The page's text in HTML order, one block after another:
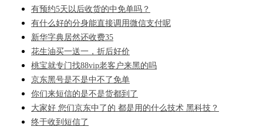
有预约5天以后收货的中免单吗？
有什么好的分身能直接调用微信支付呢
新华字典居然还收费35
花生油买一送一，折后好价
桃宝就专门找88vip老客户来黑的吗
京东黑号是不是中不了免单
你们来短信的是不是货都到了
大家好 您们京东中了的 都是用的什么技术 黑科技？
终于收到短信了